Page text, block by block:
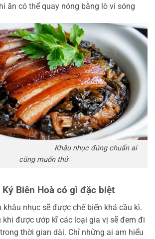
ăn có thể quay nóng bằng lò vi sóng
Khâu nhục đúng chuẩn ai
cũng muốn thử
Ký Biên Hoà có gì đặc biệt
nhục sẽ được chế biến khá cầu kì.
được ướp kĩ các loại gia vị sẽ đem đi
thời gian dài. Chỉ những ai am hiểu